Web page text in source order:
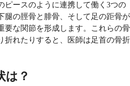
ピースのように連携して働く3つの
腿の脛骨と腓骨、そして足の距骨が
要な関節を形成します。これらの骨
折れたりすると、医師は足首の骨折
は？